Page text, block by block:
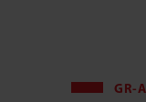
GR-